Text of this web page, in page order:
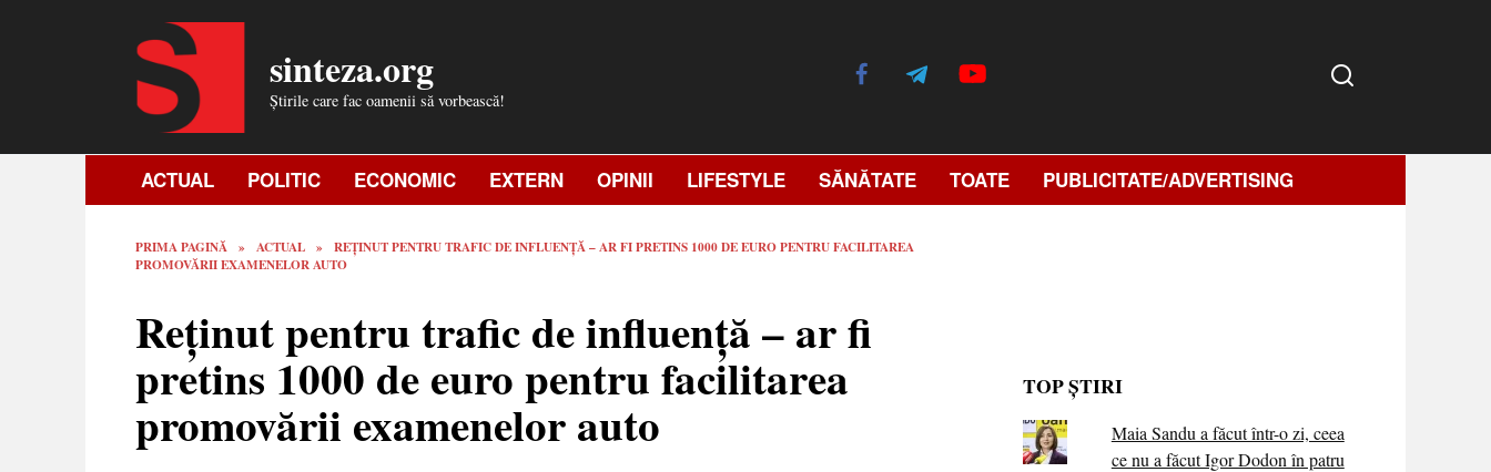
sinteza.org
Știrile care fac oamenii să vorbească!
ACTUAL POLITIC ECONOMIC EXTERN OPINII LIFESTYLE SĂNĂTATE TOATE PUBLICITATE/ADVERTISING
PRIMA PAGINĂ » ACTUAL »
REȚINUT PENTRU TRAFIC DE INFLUENȚĂ – AR FI PRETINS 1000 DE EURO PENTRU FACILITAREA
PROMOVĂRII EXAMENELOR AUTO
Reținut pentru trafic de influență – ar fi
pretins 1000 de euro pentru facilitarea
promovării examenelor auto
TOP ȘTIRI
Maia Sandu a făcut într-o zi, ceea
ce nu a făcut Igor Dodon în patru